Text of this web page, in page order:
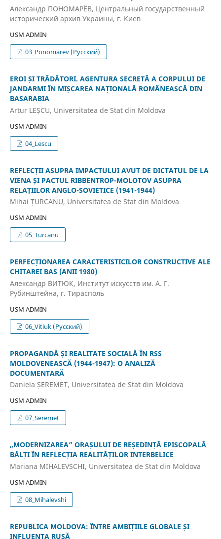
Александр ПОНОМАРЁВ, Центральный государственный
исторический архив Украины, г. Киев
USM ADMIN
03_Ponomarev (Русский)
EROI ȘI TRĂDĂTORI. AGENTURA SECRETĂ A CORPULUI DE
JANDARMI ÎN MIȘCAREA NAȚIONALĂ ROMÂNEASCĂ DIN
BASARABIA
Artur LEȘCU, Universitatea de Stat din Moldova
USM ADMIN
04_Lescu
REFLECȚII ASUPRA IMPACTULUI AVUT DE DICTATUL DE LA
VIENA ȘI PACTUL RIBBENTROP-MOLOTOV ASUPRA
RELAȚIILOR ANGLO-SOVIETICE (1941-1944)
Mihai ȚURCANU, Universitatea de Stat din Moldova
USM ADMIN
05_Turcanu
PERFECȚIONAREA CARACTERISTICILOR CONSTRUCTIVE ALE
CHITAREI BAS (ANII 1980)
Александр ВИТЮК, Институт искусств им. А. Г.
Рубинштейна, г. Тирасполь
USM ADMIN
06_Vitiuk (Русский)
PROPAGANDĂ ȘI REALITATE SOCIALĂ ÎN RSS
MOLDOVENEASCĂ (1944-1947): O ANALIZĂ
DOCUMENTARĂ
Daniela ȘEREMET, Universitatea de Stat din Moldova
USM ADMIN
07_Seremet
„MODERNIZAREA” ORAȘULUI DE REȘEDINȚĂ EPISCOPALĂ
BĂLȚI ÎN REFLECȚIA REALITĂȚILOR INTERBELICE
Mariana MIHALEVSCHI, Universitatea de Stat din Moldova
USM ADMIN
08_Mihalevshi
REPUBLICA MOLDOVA: ÎNTRE AMBIȚIILE GLOBALE ȘI
INFLUENȚA RUSĂ